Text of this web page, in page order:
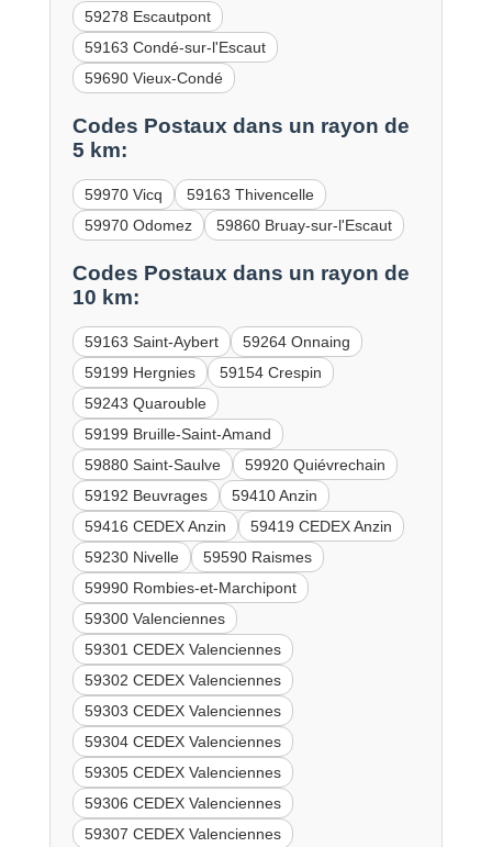
59278 Escautpont
59163 Condé-sur-l'Escaut
59690 Vieux-Condé
Codes Postaux dans un rayon de
5 km:
59970 Vicq
59163 Thivencelle
59970 Odomez
59860 Bruay-sur-l'Escaut
Codes Postaux dans un rayon de
10 km:
59163 Saint-Aybert
59264 Onnaing
59199 Hergnies
59154 Crespin
59243 Quarouble
59199 Bruille-Saint-Amand
59880 Saint-Saulve
59920 Quiévrechain
59192 Beuvrages
59410 Anzin
59416 CEDEX Anzin
59419 CEDEX Anzin
59230 Nivelle
59590 Raismes
59990 Rombies-et-Marchipont
59300 Valenciennes
59301 CEDEX Valenciennes
59302 CEDEX Valenciennes
59303 CEDEX Valenciennes
59304 CEDEX Valenciennes
59305 CEDEX Valenciennes
59306 CEDEX Valenciennes
59307 CEDEX Valenciennes